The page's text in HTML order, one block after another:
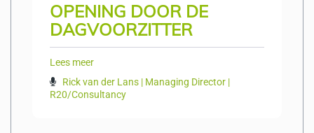
OPENING DOOR DE
DAGVOORZITTER
Lees meer
Rick van der Lans | Managing Director |
R20/Consultancy